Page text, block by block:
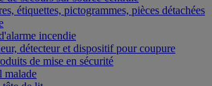
étiquettes, pictogrammes, pièces détachées
incendie
détecteur et dispositif pour coupure
de mise en sécurité
malade